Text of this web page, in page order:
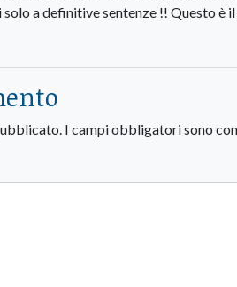
a definitive sentenze !! Questo è
I campi obbligatori sono